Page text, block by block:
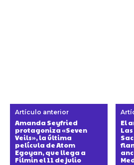
Artículo anterior
Amanda Seyfried
protagoniza «Seven
Veils», la última
película de Atom
Egoyan, que llega a
Filmin el 11 de julio
El